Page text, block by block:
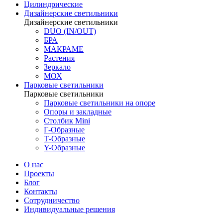
Цилиндрические
Дизайнерские светильники
Дизайнерские светильники
DUO (IN/OUT)
БРА
МАКРАМЕ
Растения
Зеркало
МОХ
Парковые светильники
Парковые светильники
Парковые светильники на опоре
Опоры и закладные
Столбик Mini
Г-Образные
Т-Образные
Y-Образные
О нас
Проекты
Блог
Контакты
Сотрудничество
Индивидуальные решения